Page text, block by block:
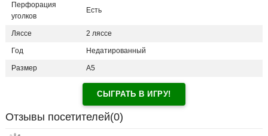
Перфорация
уголков
Есть
Ляссе 2 ляссе
Год Недатированный
Размер А5
СЫГРАТЬ В ИГРУ!
Отзывы посетителей(0)